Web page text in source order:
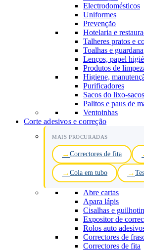
Electrodomésticos
Uniformes
Prevenção
Hotelaria e
Talheres pratos e
Toalhas e
Lenços, papel
Produtos de
Higiene,
Purificadores
Sacos do lixo-
Palitos e paus de
Ventoinhas
Corte adesivos e correção
MAIS PROCURADAS
Correctores de fita
Cola em tubo
Abre cartas
Apara lápis
Cisalhas e
Expositor de
Rolos auto
Correctores de
Correctores de fita